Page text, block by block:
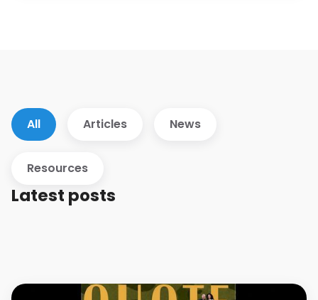
Latest posts
All Articles News
Resources